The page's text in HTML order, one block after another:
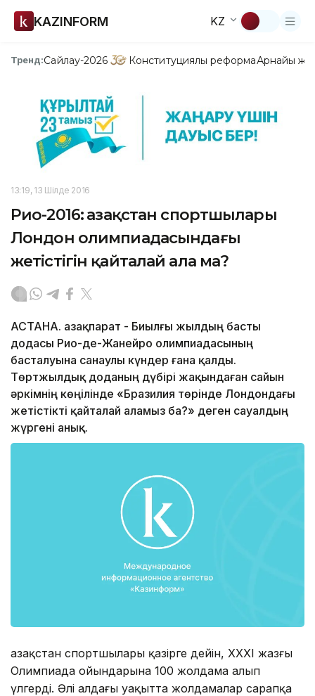
KAZINFORM KZ
Тренд:Сайлау-2026 Конституциялық реформаАрнайы
13:19, 13 Шілде 2016
Рио-2016: Қазақстан спортшылары
Лондон олимпиадасындағы
жетістігін қайталай ала ма?
АСТАНА. Қазақпарат - Биылғы жылдың басты
додасы Рио-де-Жанейро олимпиадасының
басталуына санаулы күндер ғана қалды.
Төртжылдық доданың дүбірі жақындаған сайын
әркімнің көңілінде «Бразилия төрінде Лондондағы
жетістікті қайталай аламыз ба?» деген сауалдың
жүргені анық.
Қазақстан спортшылары қазірге дейін, XXXI жазғы
Олимпиада ойындарына 100 жолдама алып
үлгерді. Әлі алдағы уақытта жолдамалар сарапқа